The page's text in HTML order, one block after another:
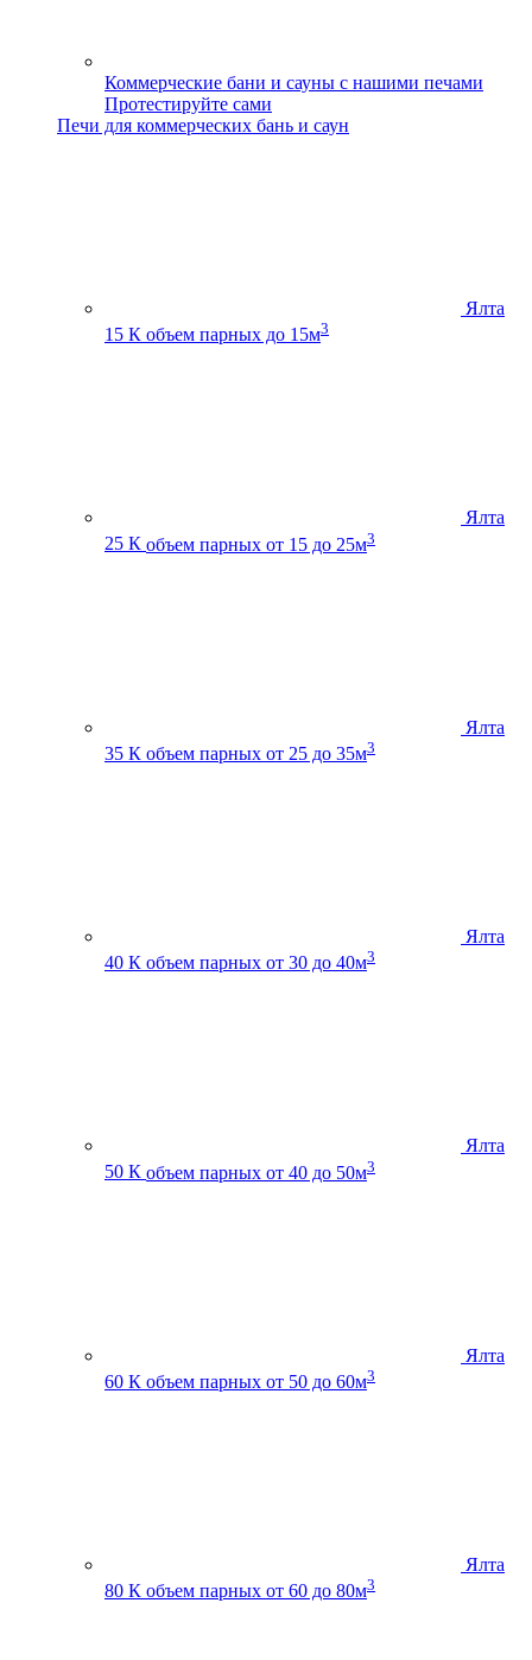
Коммерческие бани и сауны с нашими печами
Протестируйте сами
Печи для коммерческих бань и саун
Ялта
15 К объем парных до 15м3
Ялта
25 К объем парных от 15 до 25м3
Ялта
35 К объем парных от 25 до 35м3
Ялта
40 К объем парных от 30 до 40м3
Ялта
50 К объем парных от 40 до 50м3
Ялта
60 К объем парных от 50 до 60м3
Ялта
80 К объем парных от 60 до 80м3